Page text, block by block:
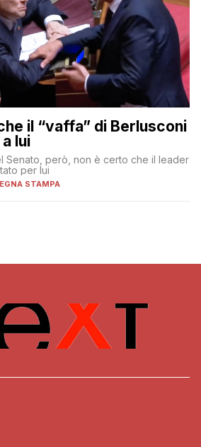
il “vaffa” di Berlusconi
lui
Senato, però, non è certo che il leader
per lui
STAMPA